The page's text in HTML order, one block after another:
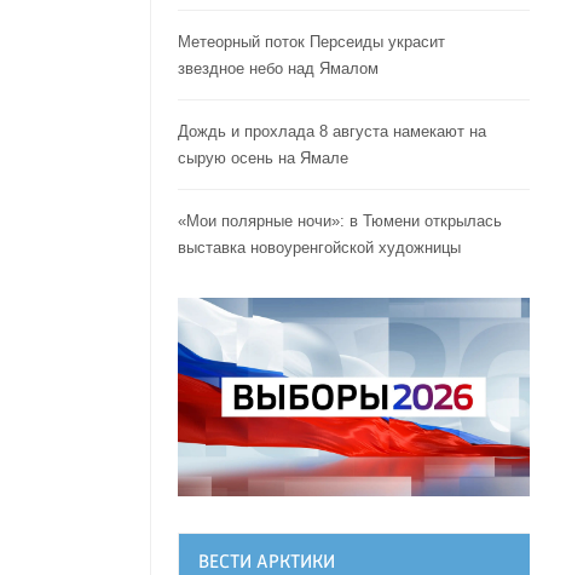
Метеорный поток Персеиды украсит
звездное небо над Ямалом
Дождь и прохлада 8 августа намекают на
сырую осень на Ямале
«Мои полярные ночи»: в Тюмени открылась
выставка новоуренгойской художницы
ВЕСТИ АРКТИКИ